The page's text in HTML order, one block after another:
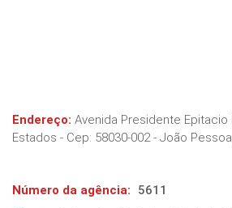
Endereço: Avenida Presidente Epitacio
Estados - Cep: 58030-002- João Pessoa
Número da agência:
5611